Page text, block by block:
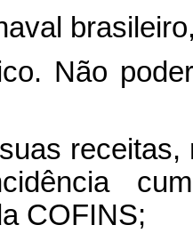
Não
COFINS;